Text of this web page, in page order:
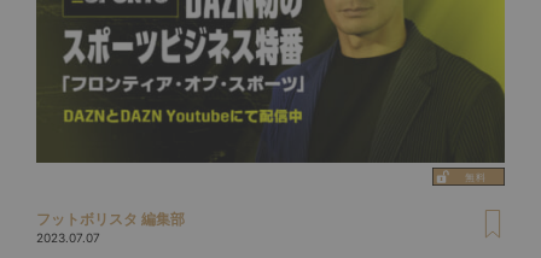
フットボリスタ 編集部
2023.07.07